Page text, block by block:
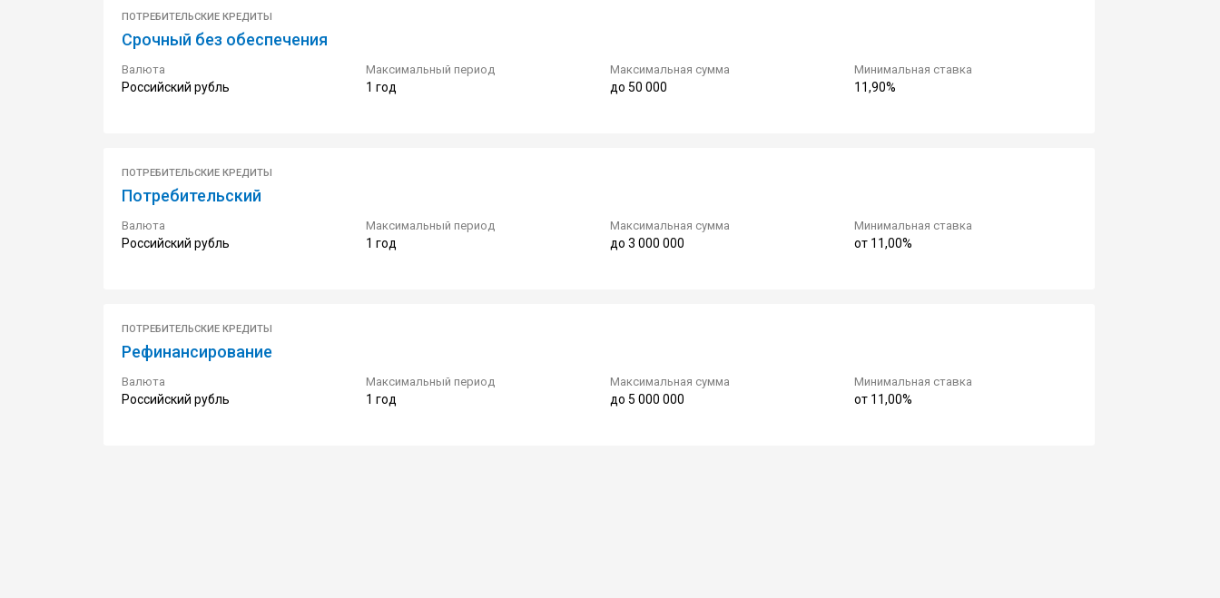
ПОТРЕБИТЕЛЬСКИЕ КРЕДИТЫ
Срочный без обеспечения
Валюта
Российский рубль
Максимальный период
1 год
Максимальная сумма
до 50 000
Минимальная ставка
11,90%
ПОТРЕБИТЕЛЬСКИЕ КРЕДИТЫ
Потребительский
Валюта
Российский рубль
Максимальный период
1 год
Максимальная сумма
до 3 000 000
Минимальная ставка
от 11,00%
ПОТРЕБИТЕЛЬСКИЕ КРЕДИТЫ
Рефинансирование
Валюта
Российский рубль
Максимальный период
1 год
Максимальная сумма
до 5 000 000
Минимальная ставка
от 11,00%